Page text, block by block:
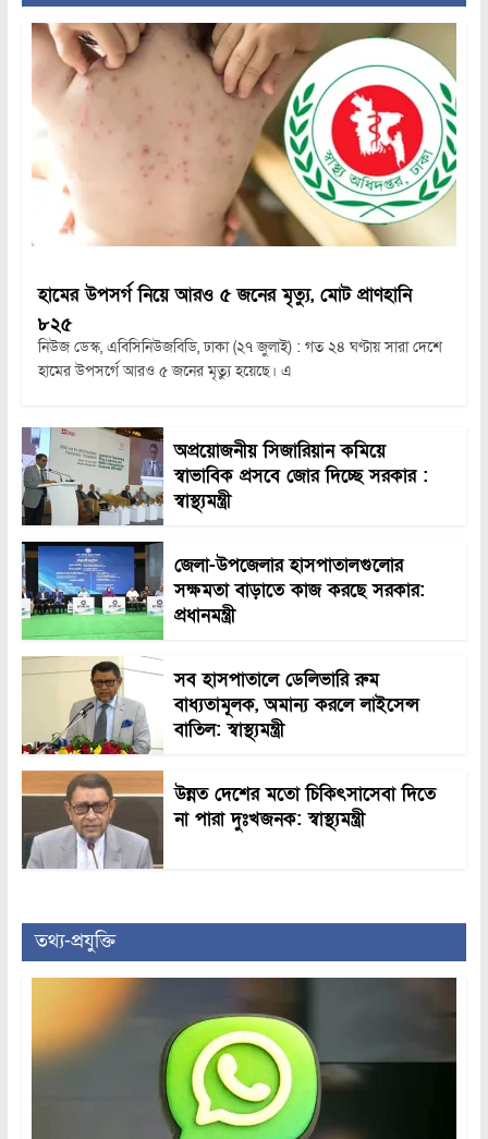
হামের উপসর্গ নিয়ে আরও ৫ জনের মৃত্যু, মোট প্রাণহানি
৮২৫
নিউজ ডেস্ক, এবিসিনিউজবিডি, ঢাকা (২৭ জুলাই) : গত ২৪ ঘণ্টায় সারা দেশে
হামের উপসর্গে আরও ৫ জনের মৃত্যু হয়েছে। এ
অপ্রয়োজনীয় সিজারিয়ান কমিয়ে
স্বাভাবিক প্রসবে জোর দিচ্ছে সরকার :
স্বাস্থ্যমন্ত্রী
জেলা-উপজেলার হাসপাতালগুলোর
সক্ষমতা বাড়াতে কাজ করছে সরকার:
প্রধানমন্ত্রী
সব হাসপাতালে ডেলিভারি রুম
বাধ্যতামূলক, অমান্য করলে লাইসেন্স
বাতিল: স্বাস্থ্যমন্ত্রী
উন্নত দেশের মতো চিকিৎসাসেবা দিতে
না পারা দুঃখজনক: স্বাস্থ্যমন্ত্রী
তথ্য-প্রযুক্তি